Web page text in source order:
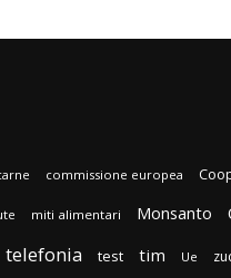
commissione europea
miti alimentari Monsanto
telefonia test tim Ue